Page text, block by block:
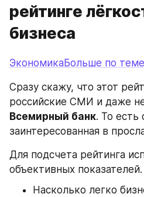
рейтинге
бизнеса
ЭкономикаБольше по теме
Сразу скажу, что этот
Всемирный банк. То есть
заинтересованная в
Для подсчета рейтинга
объективных